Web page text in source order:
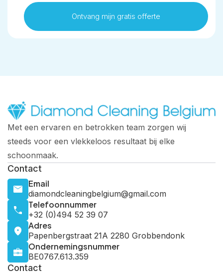
Met een ervaren en betrokken team zorgen wij
steeds voor een vlekkeloos resultaat bij elke
schoonmaak.
Contact
Email
diamondcleaningbelgium@gmail.com
Telefoonnummer
+32 (0)494 52 39 07
Adres
Papenbergstraat 21A 2280 Grobbendonk
Ondernemingsnummer
BE0767.613.359
Contact